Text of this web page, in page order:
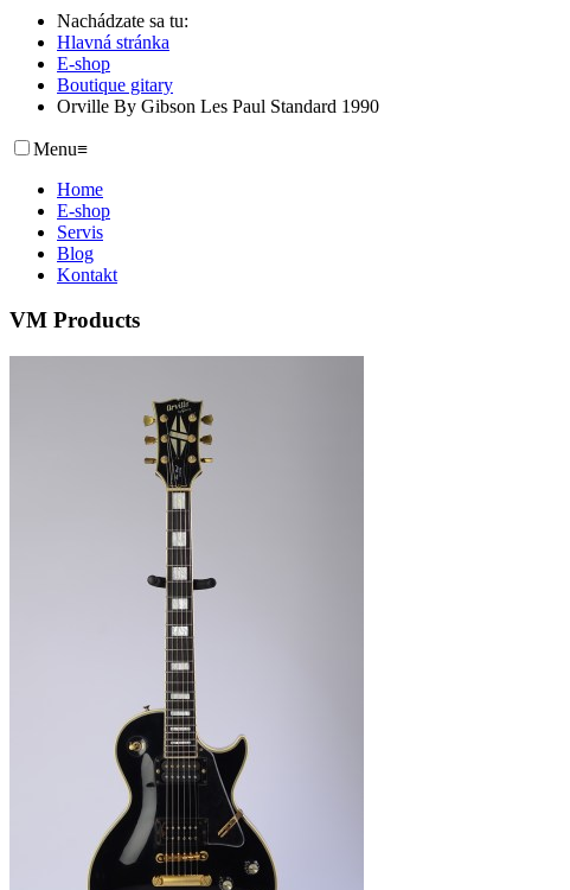
Nachádzate sa tu:
Hlavná stránka
E-shop
Boutique gitary
Orville By Gibson Les Paul Standard 1990
Menu≡
Home
E-shop
Servis
Blog
Kontakt
VM Products